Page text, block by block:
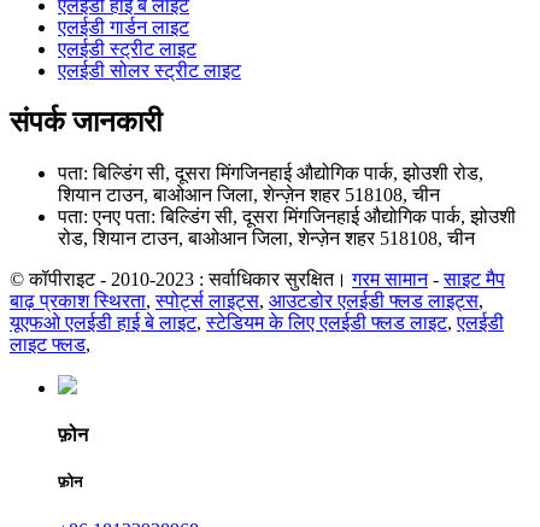
एलईडी हाई बे लाइट
एलईडी गार्डन लाइट
एलईडी स्ट्रीट लाइट
एलईडी सोलर स्ट्रीट लाइट
संपर्क जानकारी
पता: बिल्डिंग सी, दूसरा मिंगजिनहाई औद्योगिक पार्क, झोउशी रोड,
शियान टाउन, बाओआन जिला, शेन्ज़ेन शहर 518108, चीन
पता: एनए पता: बिल्डिंग सी, दूसरा मिंगजिनहाई औद्योगिक पार्क, झोउशी
रोड, शियान टाउन, बाओआन जिला, शेन्ज़ेन शहर 518108, चीन
© कॉपीराइट - 2010-2023 : सर्वाधिकार सुरक्षित। गरम सामान-साइट मैप
बाढ़ प्रकाश स्थिरता,स्पोर्ट्स लाइट्स, आउटडोर एलईडी फ्लड लाइट्स,
यूएफओ एलईडी हाई बे लाइट,स्टेडियम के लिए एलईडी फ्लड लाइट,एलईडी
लाइट फ्लड,
फ़ोन
फ़ोन